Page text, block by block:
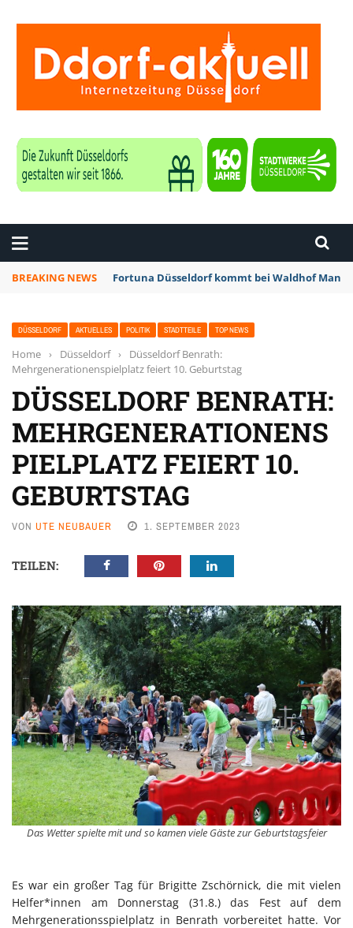
BREAKING NEWS Fortuna Düsseldorf kommt bei Waldhof
DÜSSELDORF AKTUELLES POLITIK STADTTEILE TOP NEWS
Home › Düsseldorf ›
Düsseldorf Benrath:
Mehrgenerationenspielplatz feiert 10. Geburtstag
DÜSSELDORF BENRATH:
MEHRGENERATIONENS
PIELPLATZ FEIERT 10.
GEBURTSTAG
VON UTE NEUBAUER 1. SEPTEMBER 2023
TEILEN:
Das Wetter spielte mit und so kamen viele Gäste zur Geburtstagsfeier
Es war ein großer Tag für Brigitte Zschörnick, die mit vielen
Helfer*innen am Donnerstag (31.8.) das Fest auf dem
Mehrgenerationsspielplatz in Benrath vorbereitet hatte. Vor